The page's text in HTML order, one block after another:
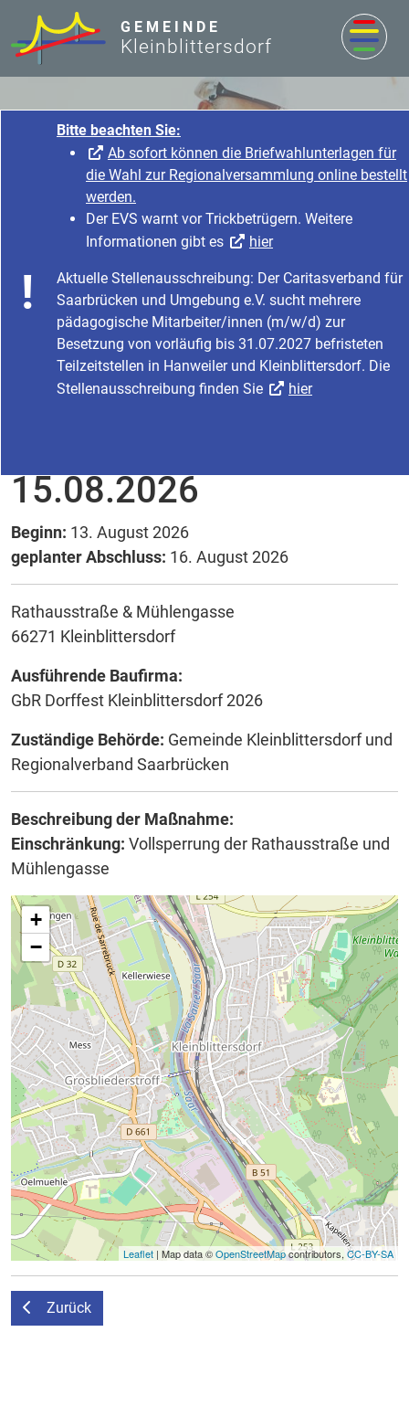
Bitte beachten Sie:
Ab sofort können die Briefwahlunterlagen für
die Wahl zur Regionalversammlung online bestellt
werden.
Der EVS warnt vor Trickbetrügern. Weitere
Informationen gibt es
hier
Aktuelle Stellenausschreibung: Der Caritasverband für
Saarbrücken und Umgebung e.V. sucht mehrere
pädagogische Mitarbeiter/innen (m/w/d) zur
Besetzung von vorläufig bis 31.07.2027 befristeten
Teilzeitstellen in Hanweiler und Kleinblittersdorf. Die
Stellenausschreibung finden Sie
hier
GEMEINDE
Kleinblittersdorf
Nachrichten & Aktuelles
Startseite
Nachrichten & Aktuelles
Nachrichten & Aktuelles
Baustellen in der Gemeinde
Dorffest am
15.08.2026
Beginn: 13. August 2026
geplanter Abschluss: 16. August 2026
Rathausstraße & Mühlengasse
66271 Kleinblittersdorf
Ausführende Baufirma:
GbR Dorffest Kleinblittersdorf 2026
Zuständige Behörde: Gemeinde Kleinblittersdorf und
Regionalverband Saarbrücken
Beschreibung der Maßnahme:
Einschränkung: Vollsperrung der Rathausstraße und
Mühlengasse
+
−
Leaflet | Map data ©OpenStreetMapcontributors, CC-BY-SA
Zurück